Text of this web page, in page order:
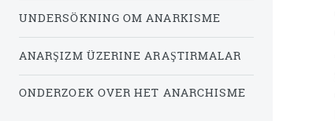
UNDERSÖKNING OM ANARKISME
ANARŞIZM ÜZERINE ARAŞTIRMALAR
ONDERZOEK OVER HET ANARCHISME